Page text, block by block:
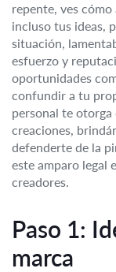
repente, ves
incluso tus ideas,
situación,
esfuerzo y
oportunidades
confundir a tu
personal te
creaciones,
defenderte de la
este amparo legal
creadores.
Paso 1:
marca